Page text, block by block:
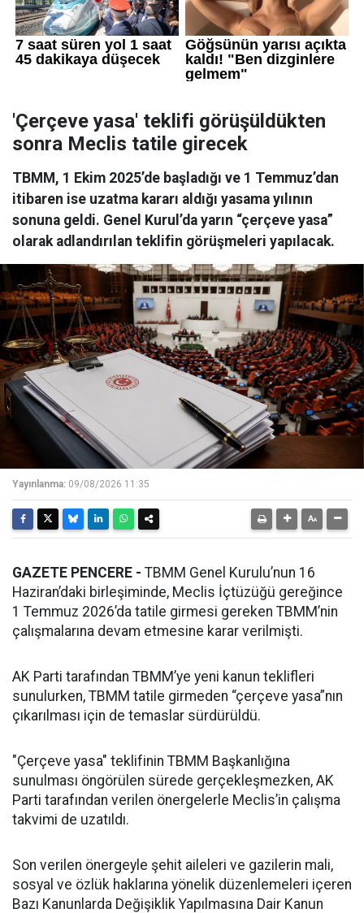
'Çerçeve yasa' teklifi görüşüldükten
sonra Meclis tatile girecek
TBMM, 1 Ekim 2025’de başladığı ve 1 Temmuz’dan
itibaren ise uzatma kararı aldığı yasama yılının
sonuna geldi. Genel Kurul’da yarın “çerçeve yasa”
olarak adlandırılan teklifin görüşmeleri yapılacak.
Yayınlanma: 09/08/2026 11:35
GAZETE PENCERE - TBMM Genel Kurulu’nun 16
Haziran’daki birleşiminde, Meclis İçtüzüğü gereğince
1 Temmuz 2026’da tatile girmesi gereken TBMM’nin
çalışmalarına devam etmesine karar verilmişti.
AK Parti tarafından TBMM’ye yeni kanun teklifleri
sunulurken, TBMM tatile girmeden “çerçeve yasa”nın
çıkarılması için de temaslar sürdürüldü.
"Çerçeve yasa" teklifinin TBMM Başkanlığına
sunulması öngörülen sürede gerçekleşmezken, AK
Parti tarafından verilen önergelerle Meclis’in çalışma
takvimi de uzatıldı.
Son verilen önergeyle şehit aileleri ve gazilerin mali,
sosyal ve özlük haklarına yönelik düzenlemeleri içeren
Bazı Kanunlarda Değişiklik Yapılmasına Dair Kanun